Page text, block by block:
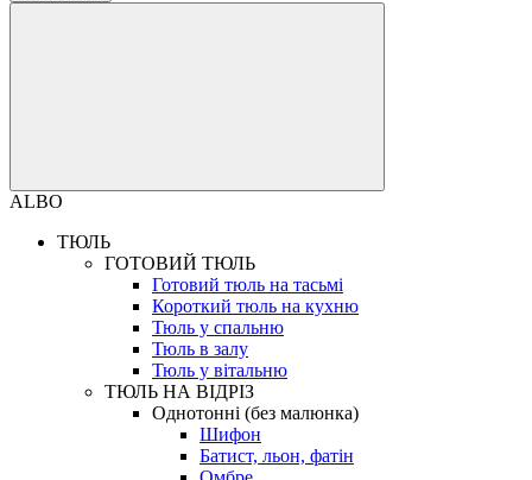
ALBO
ТЮЛЬ
ГОТОВИЙ ТЮЛЬ
Готовий тюль на тасьмі
Короткий тюль на кухню
Тюль у спальню
Тюль в залу
Тюль у вітальню
ТЮЛЬ НА ВІДРІЗ
Однотонні (без малюнка)
Шифон
Батист, льон, фатін